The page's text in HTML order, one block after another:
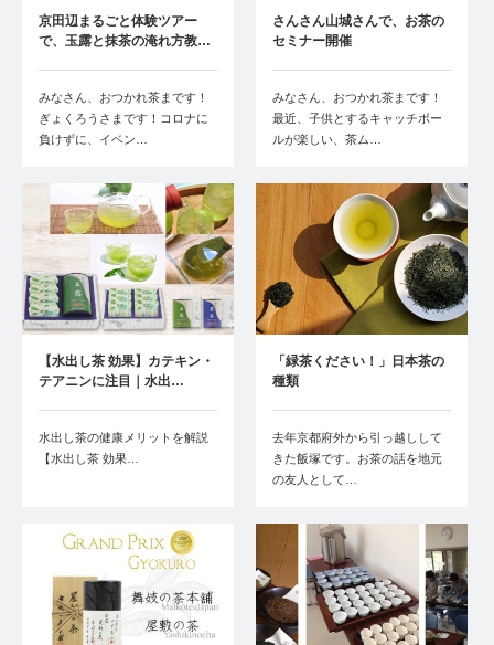
京田辺まるごと体験ツアー
で、玉露と抹茶の淹れ方教…
みなさん、おつかれ茶まです！
ぎょくろうさまです！コロナに
負けずに、イベン…
さんさん山城さんで、お茶の
セミナー開催
みなさん、おつかれ茶まです！
最近、子供とするキャッチボー
ルが楽しい、茶ム…
【水出し茶 効果】カテキン・
テアニンに注目｜水出…
水出し茶の健康メリットを解説
【水出し茶 効果…
「緑茶ください！」日本茶の
種類
去年京都府外から引っ越しして
きた飯塚です。お茶の話を地元
の友人として…